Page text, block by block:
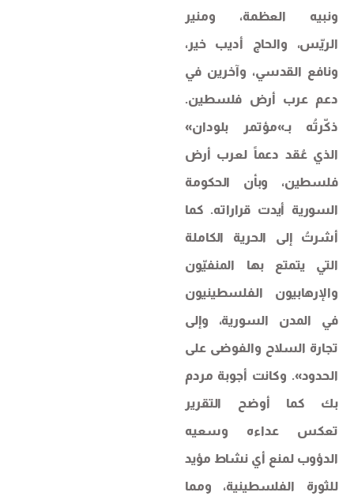
ونبيه العظمة، ومنير
الريّس، والحاج أديب خير،
ونافع القدسي، وآخرين في
دعم عرب أرض فلسطين.
ذكّرتُه بـ»مؤتمر بلودان»
الذي عُقد دعماً لعرب أرض
فلسطين، وبأن الحكومة
السورية أيدت قراراته. كما
أشرتُ إلى الحرية الكاملة
التي يتمتع بها المنفيّون
والإرهابيون الفلسطينيون
في المدن السورية، وإلى
تجارة السلاح والفوضى على
الحدود». وكانت أجوبة مردم
بك كما أوضح التقرير
تعكس عداءه وسعيه
الدؤوب لمنع أي نشاط مؤيد
للثورة الفلسطينية، ومما